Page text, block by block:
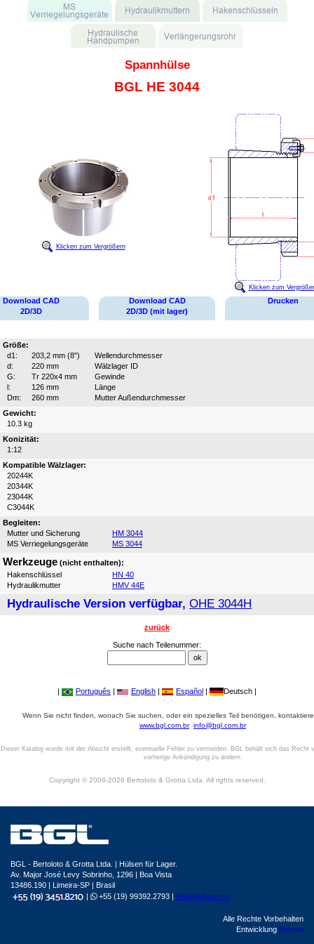
Spannhülse
BGL HE 3044
Klicken zum Vergrößern
Klicken zum
Download CAD
2D/3D
Download CAD
2D/3D (mit lager)
Drucken
Größe:
d1:
203,2 mm (8")
Wellendurchmesser
d:
220 mm
Wälzlager ID
G:
Tr 220x4 mm
Gewinde
l:
126 mm
Länge
Dm:
260 mm
Mutter Außendurchmesser
Gewicht:
10.3 kg
Konizität:
1:12
Kompatible Wälzlager:
20244K
20344K
23044K
C3044K
Begleiten:
Mutter und Sicherung
HM 3044
MS Verriegelungsgeräte
MS 3044
Werkzeuge (nicht enthalten):
Hakenschlüssel
HN 40
Hydraulikmutter
HMV 44E
Hydraulische Version verfügbar, OHE 3044H
zurück
Suche nach Teilenummer:
| Português | English | Español | Deutsch |
Wenn Sie nicht finden, wonach Sie suchen, oder ein spezielles Teil benötigen,
www.bgl.com.br info@bgl.com.br
Dieser Katalog wurde mit der Absicht erstellt, eventuelle Fehler zu vermeiden. BGL behält sich das Recht
vorherige Ankündigung zu ändern.
Copyright © 2006-2026 Bertoloto & Grotta Ltda. All rights reserved.
BGL - Bertoloto & Grotta Ltda. | Hülsen für Lager.
Av. Major José Levy Sobrinho, 1296 | Boa Vista
13486.190 | Limeira-SP | Brasil
|
+55 (19) 99392.2793 | info@bgl.com.br
Alle Rechte Vorbehalten
Entwicklung Sphera